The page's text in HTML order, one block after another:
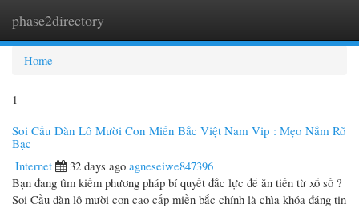
phase2directory
Home
1
Soi Cầu Dàn Lô Mười Con Miền Bắc Việt Nam Vip : Mẹo Nắm Rõ
Bạc
Internet
32 days ago agneseiwe847396
Bạn đang tìm kiếm phương pháp bí quyết đắc lực để ăn tiền từ xổ số ?
Soi Cầu dàn lô mười con cao cấp miền bắc chính là chìa khóa đáng tin